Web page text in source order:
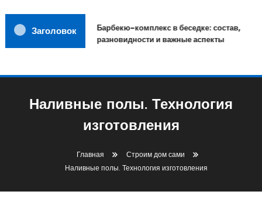
Заголовок
Барбекю-комплекс в беседке: состав,
разновидности и важные аспекты
Наливные полы. Технология
изготовления
Главная
Строим дом сами
Наливные полы. Технология изготовления